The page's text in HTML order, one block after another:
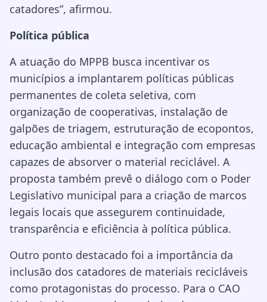
catadores”, afirmou.
Política pública
A atuação do MPPB busca incentivar os
municípios a implantarem políticas públicas
permanentes de coleta seletiva, com
organização de cooperativas, instalação de
galpões de triagem, estruturação de ecopontos,
educação ambiental e integração com empresas
capazes de absorver o material reciclável. A
proposta também prevê o diálogo com o Poder
Legislativo municipal para a criação de marcos
legais locais que assegurem continuidade,
transparência e eficiência à política pública.
Outro ponto destacado foi a importância da
inclusão dos catadores de materiais recicláveis
como protagonistas do processo. Para o CAO